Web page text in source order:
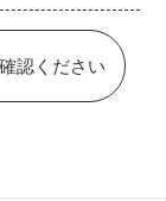
認ください